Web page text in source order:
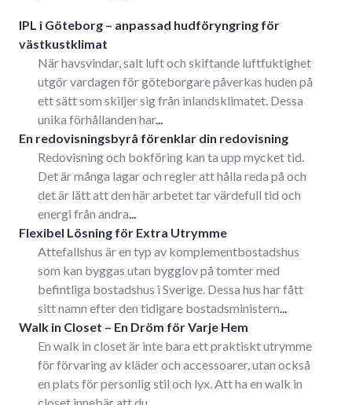
IPL i Göteborg – anpassad hudföryngring för
västkustklimat
När havsvindar, salt luft och skiftande luftfuktighet
utgör vardagen för göteborgare påverkas huden på
ett sätt som skiljer sig från inlandsklimatet. Dessa
unika förhållanden har...
En redovisningsbyrå förenklar din redovisning
Redovisning och bokföring kan ta upp mycket tid.
Det är många lagar och regler att hålla reda på och
det är lätt att den här arbetet tar värdefull tid och
energi från andra
Flexibel Lösning för Extra Utrymme
Attefallshus är en typ av komplementbostadshus
som kan byggas utan bygglov på tomter med
befintliga bostadshus i Sverige. Dessa hus har fått
sitt namn efter den tidigare bostadsministern
Walk in Closet – En Dröm för Varje Hem
En walk in closet är inte bara ett praktiskt utrymme
för förvaring av kläder och accessoarer, utan också
en plats för personlig stil och lyx. Att ha en walk in
closet innebär att du